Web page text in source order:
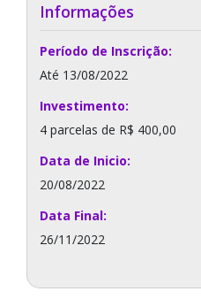
Informações
Período de Inscrição:
Até 13/08/2022
Investimento:
4 parcelas de R$ 400,00
Data de Inicio:
20/08/2022
Data Final:
26/11/2022